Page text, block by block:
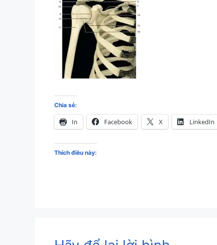
Chia sẻ:
In Facebook X LinkedIn
Thích điều này: